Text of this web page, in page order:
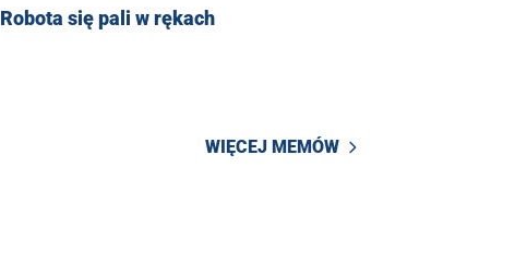
Robota się pali w rękach
WIĘCEJ MEMÓW